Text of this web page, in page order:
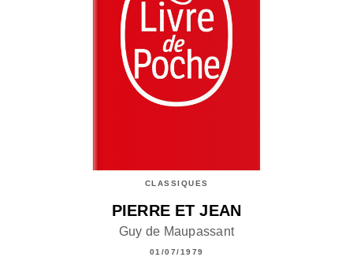
CLASSIQUES
PIERRE ET JEAN
Guy de Maupassant
01/07/1979